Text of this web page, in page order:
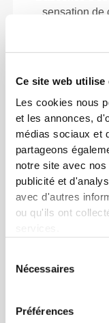
Ce site web utilise
Les cookies nous
et les annonces,
médias sociaux et
partageons
notre site avec
publicité et
avec d'autres
ou qu'ils ont
Nécessaires
Préférences
sensation de
Cet article
Près du